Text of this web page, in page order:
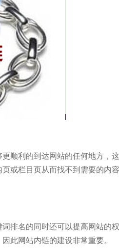
顺利的到达网站的任何地方，
或栏目页从而找不到需要的内
排名的同时还可以提高网站的
此网站内链的建设非常重要。